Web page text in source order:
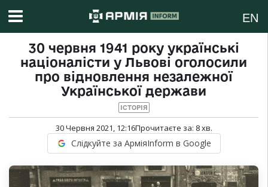
EN
30 червня 1941 року українські
націоналісти у Львові оголосили
про відновлення незалежної
Української держави
ІСТОРІЯ
30 Червня 2021, 12:16Прочитаєте за: 8хв.
Слідкуйте за АрміяInform в Google